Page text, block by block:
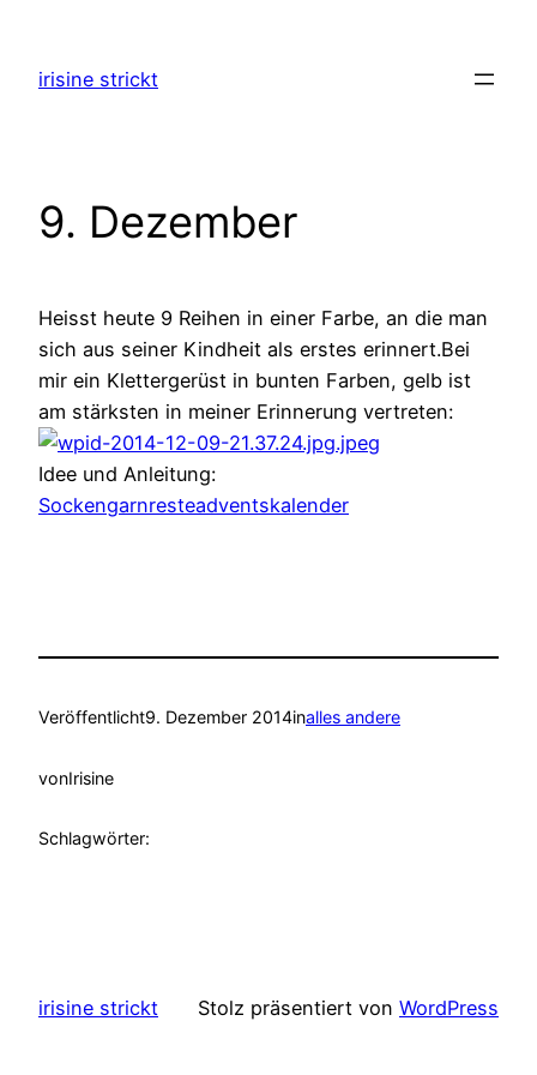
springen
irisine strickt
9. Dezember
Heisst heute 9 Reihen in einer Farbe, an die man
sich aus seiner Kindheit als erstes erinnert.Bei
mir ein Klettergerüst in bunten Farben, gelb ist
am stärksten in meiner Erinnerung vertreten:
Idee und Anleitung:
Sockengarnresteadventskalender
Veröffentlicht9. Dezember 2014inalles andere
vonIrisine
Schlagwörter:
irisine strickt Stolz präsentiert von WordPress